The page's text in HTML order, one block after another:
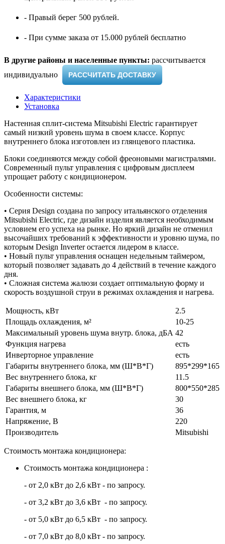
- Правый берег 500 рублей.
- При сумме заказа от 15.000 рублей бесплатно
В другие районы и населенные пункты: рассчитывается
индивидуально ​
РАССЧИТАТЬ ДОСТАВКУ
Характеристики
Установка
Настенная сплит-система Mitsubishi Electric гарантирует
самый низкий уровень шума в своем классе. Корпус
внутреннего блока изготовлен из глянцевого пластика.
Блоки соединяются между собой фреоновыми магистралями.
Современный пульт управления с цифровым дисплеем
упрощает работу с кондиционером.
Особенности системы:
• Серия Design создана по запросу итальянского отделения
Mitsubishi Electric, где дизайн изделия является необходимым
условием его успеха на рынке. Но яркий дизайн не отменил
высочайших требований к эффективности и уровню шума, по
которым Design Inverter остается лидером в классе.
• Новый пульт управления оснащен недельным таймером,
который позволяет задавать до 4 действий в течение каждого
дня.
• Сложная система жалюзи создает оптимальную форму и
скорость воздушной струи в режимах охлаждения и нагрева.
Мощность, кВт
2.5
Площадь охлаждения, м²
10-25
Максимальный уровень шума внутр. блока, дБА 42
Функция нагрева
есть
Инверторное управление
есть
Габариты внутреннего блока, мм (Ш*В*Г)
895*299*165
Вес внутреннего блока, кг
11.5
Габариты внешнего блока, мм (Ш*В*Г)
800*550*285
Вес внешнего блока, кг
30
Гарантия, м
36
Напряжение, В
220
Производитель
Mitsubishi
Стоимость монтажа кондиционера:
Стоимость монтажа кондиционера :
- от 2,0 кВт до 2,6 кВт - по запросу.
- от 3,2 кВт до 3,6 кВт - по запросу.
- от 5,0 кВт до 6,5 кВт - по запросу.
- от 7,0 кВт до 8,0 кВт - по запросу.